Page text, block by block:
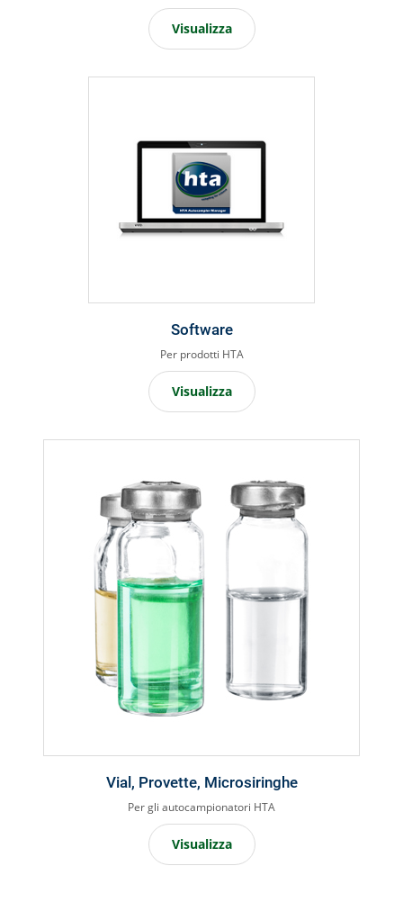
Visualizza
Software
Per prodotti HTA
Visualizza
Vial, Provette, Microsiringhe
Per gli autocampionatori HTA
Visualizza